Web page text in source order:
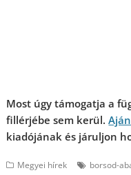
Most úgy támogatja a
fillérjébe sem kerül.
kiadójának és járuljon
Megyei hírek borsod-